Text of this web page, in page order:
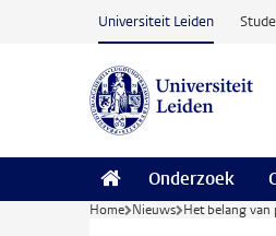
Ga naar hoofdinhoud
Universiteit Leiden
Onderzoek
Home Nieuws Het belang van